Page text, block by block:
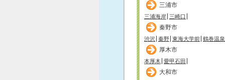
三浦市
三浦海岸 三崎口
秦野市
渋沢 秦野 東海大学前 鶴巻温泉
厚木市
本厚木 愛甲石田
大和市